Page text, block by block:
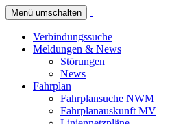
Menü umschalten
Verbindungssuche
Meldungen & News
Störungen
News
Fahrplan
Fahrplansuche NWM
Fahrplanauskunft MV